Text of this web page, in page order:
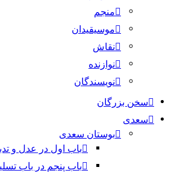
منجم
موسیقیدان
نقاش
نوازنده
نویسندگان
سخن بزرگان
سعدی
بوستان سعدی
باب اول در عدل و
باب پنجم در باب